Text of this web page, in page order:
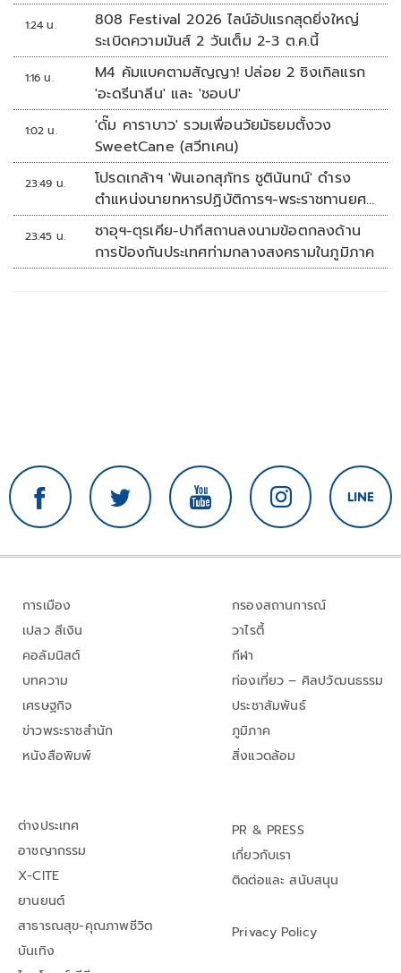
1:24 น.
808 Festival 2026 ไลน์อัปแรกสุดยิ่งใหญ่
ระเบิดความมันส์ 2 วันเต็ม 2-3 ต.ค.นี้
1:16 น.
M4 คัมแบคตามสัญญา! ปล่อย 2 ซิงเกิลแรก
'อะดรีนาลีน' และ 'ชอบU'
1:02 น.
'ดั๊ม คาราบาว' รวมเพื่อนวัยมัธยมตั้งวง
SweetCane (สวีทเคน)
23:49 น.
โปรดเกล้าฯ 'พันเอกสุภัทร ชูตินันทน์' ดำรง
ตำแหน่งนายทหารปฏิบัติการฯ-พระราชทานยศ
'พลตรี'
23:45 น.
ซาอุฯ-ตุรเคีย-ปากีสถานลงนามข้อตกลงด้าน
การป้องกันประเทศท่ามกลางสงครามในภูมิภาค
การเมือง
เปลว สีเงิน
คอลัมนิสต์
บทความ
เศรษฐกิจ
ข่าวพระราชสำนัก
หนังสือพิมพ์
กรองสถานการณ์
วาไรตี้
กีฬา
ท่องเที่ยว – ศิลปวัฒนธรรม
ประชาสัมพันธ์
ภูมิภาค
สิ่งแวดล้อม
ต่างประเทศ
อาชญากรรม
X-CITE
ยานยนต์
สาธารณสุข-คุณภาพชีวิต
บันเทิง
PR & PRESS
เกี่ยวกับเรา
ติดต่อและ สนับสนุน
Privacy Policy